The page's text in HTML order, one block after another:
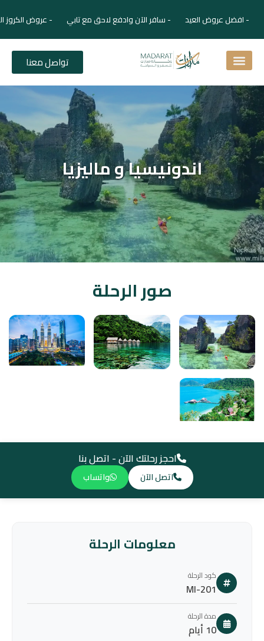
- افضل عروض العيد - سافر الآن وادفع لاحق مع تابي - عروض الكروز
تواصل معنا
اندونيسيا و ماليزيا
صور الرحلة
احجز رحلتك الآن - اتصل بنا
اتصل الآن واتساب
معلومات الرحلة
كود الرحلة
MI-201
مدة الرحلة
10 أيام